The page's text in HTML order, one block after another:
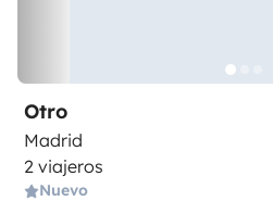
Otro
Madrid
2 viajeros
Nuevo